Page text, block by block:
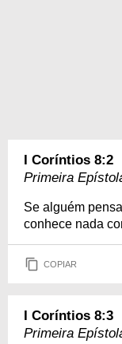
I Coríntios 8:2
Primeira
Se alguém
conhece nada
COPIAR
I Coríntios 8:3
Primeira